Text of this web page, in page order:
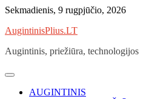
Skip
content
Sekmadienis, 9 rugpjūčio, 2026
AugintinisPlius.LT
Augintinis, priežiūra, technologijos
AUGINTINIS